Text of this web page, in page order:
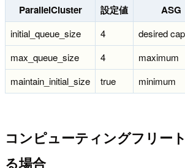
ParallelCluster 設定値 ASG
initial_queue_size 4 desired
max_queue_size
4 maximum
maintain_initial_size
true minimum
コンピューティングフリー
る場合